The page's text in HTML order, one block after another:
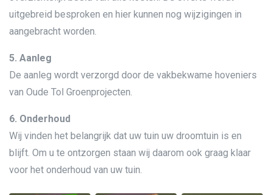
uitgebreid besproken en hier kunnen nog wijzigingen in
aangebracht worden.
5. Aanleg
De aanleg wordt verzorgd door de vakbekwame hoveniers
van Oude Tol Groenprojecten.
6. Onderhoud
Wij vinden het belangrijk dat uw tuin uw droomtuin is en
blijft. Om u te ontzorgen staan wij daarom ook graag klaar
voor het onderhoud van uw tuin.